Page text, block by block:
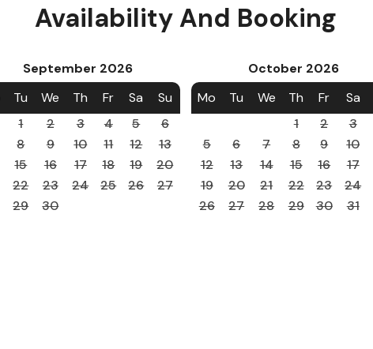
Availability And Booking
September 2026
Tu We Th Fr Sa
Su
1
2 3 4 5
6
8 9 10 11 12
13
15 16 17 18 19
20
22 23 24 25 26
27
29 30
October 2026
Mo
Tu We Th Fr Sa
1
2 3
5
6 7 8 9 10
12
13 14 15 16 17
19
20 21 22 23 24
26
27 28 29 30 31